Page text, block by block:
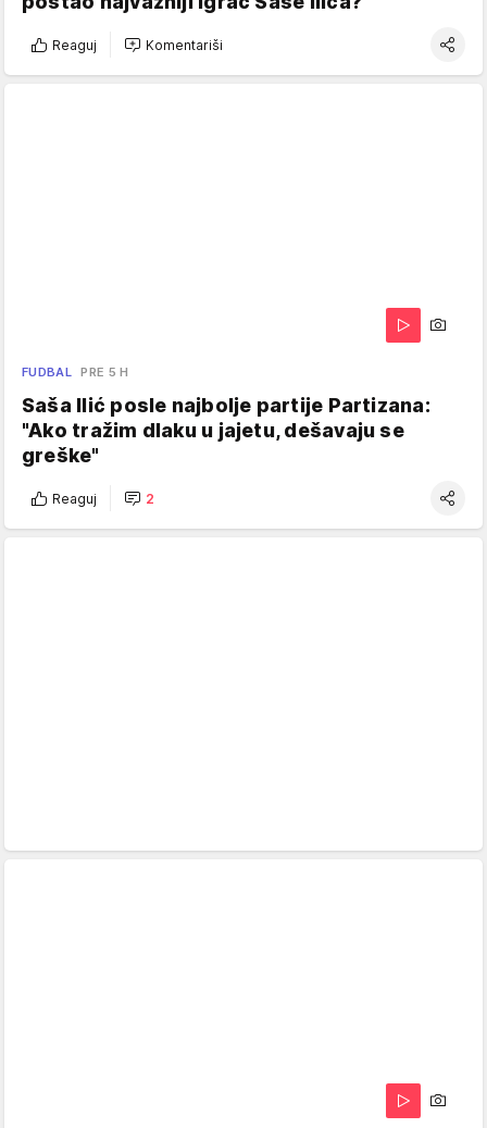
Reaguj Komentariši
FUDBAL PRE 5 H
Saša Ilić posle najbolje partije Partizana:
"Ako tražim dlaku u jajetu, dešavaju se
greške"
Reaguj 2